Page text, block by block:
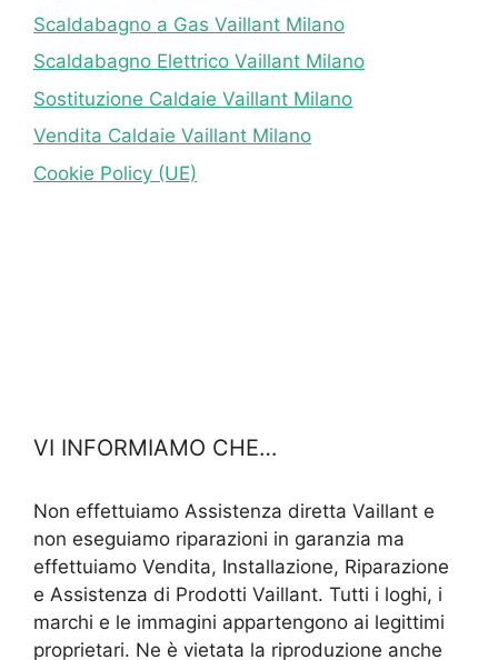
Scaldabagno a Gas Vaillant Milano
Scaldabagno Elettrico Vaillant Milano
Sostituzione Caldaie Vaillant Milano
Vendita Caldaie Vaillant Milano
Cookie Policy (UE)
VI INFORMIAMO CHE…
Non effettuiamo Assistenza diretta Vaillant e
non eseguiamo riparazioni in garanzia ma
effettuiamo Vendita, Installazione, Riparazione
e Assistenza di Prodotti Vaillant. Tutti i loghi, i
marchi e le immagini appartengono ai legittimi
proprietari. Ne è vietata la riproduzione anche